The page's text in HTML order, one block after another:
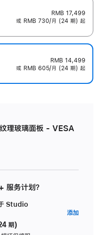
RMB 17,499
或 RMB 730/月 (24 期) 起
RMB 14,499
或 RMB 605/月 (24 期) 起
玻璃面板 - VESA
务计划？
Studio
期)
添加